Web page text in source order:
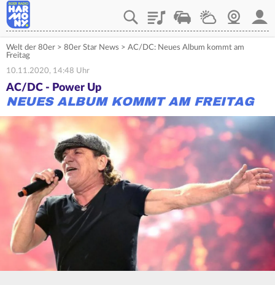
PlaylistVerkehrWetterWebcam
Welt der 80er > 80er Star News > AC/DC: Neues Album kommt am
Freitag
10.11.2020, 14:48 Uhr
AC/DC - Power Up
NEUES ALBUM KOMMT AM FREITAG